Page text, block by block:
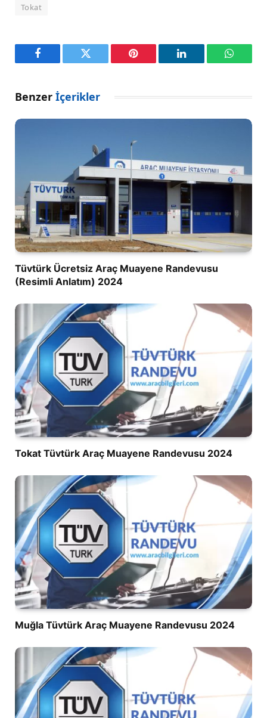
Tokat
Facebook Twitter Pinterest LinkedIn
Benzer İçerikler
Tüvtürk Ücretsiz Araç Muayene Randevusu
(Resimli Anlatım) 2024
Tokat Tüvtürk Araç Muayene Randevusu 2024
Muğla Tüvtürk Araç Muayene Randevusu 2024